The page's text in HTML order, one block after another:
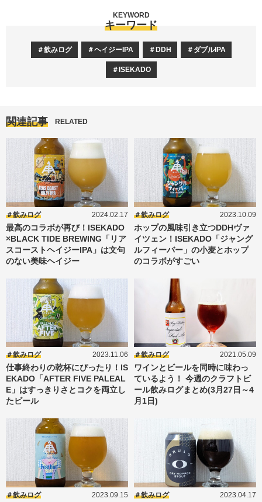
キーワード
KEYWORD
飲みログ ヘイジーIPA DDH ダブルIPA
ISEKADO
関連記事 RELATED
飲みログ 2024.02.17
最高のコラボが再び！ISEKADO
×BLACK TIDE BREWING「リア
スコーストヘイジーIPA」は文句
のない美味ヘイジー
飲みログ 2023.10.09
ホップの風味引き立つDDHヴァ
イツェン！ISEKADO「ジャング
ルフィーバー」の小麦とホップ
のコラボがすごい
飲みログ 2023.11.06
仕事終わりの乾杯にぴったり！IS
EKADO「AFTER FIVE PALEAL
E」はすっきりさとコクを両立し
たビール
飲みログ 2021.05.09
ワインとビールを同時に味わっ
ているよう！ 今週のクラフトビ
ール飲みログまとめ(3月27日～4
月1日)
飲みログ 2023.09.15 飲みログ 2023.04.17